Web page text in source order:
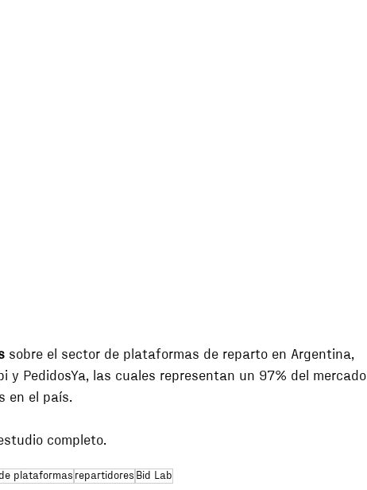
sobre el sector de plataformas de reparto en Argentina,
y PedidosYa, las cuales representan un 97% del mercado
en el país.
completo.
plataformas repartidores Bid Lab